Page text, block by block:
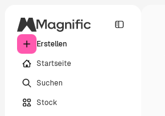
Erstellen
Startseite
Suchen
Stock